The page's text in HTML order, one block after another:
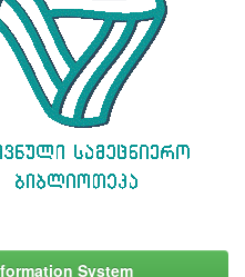
System